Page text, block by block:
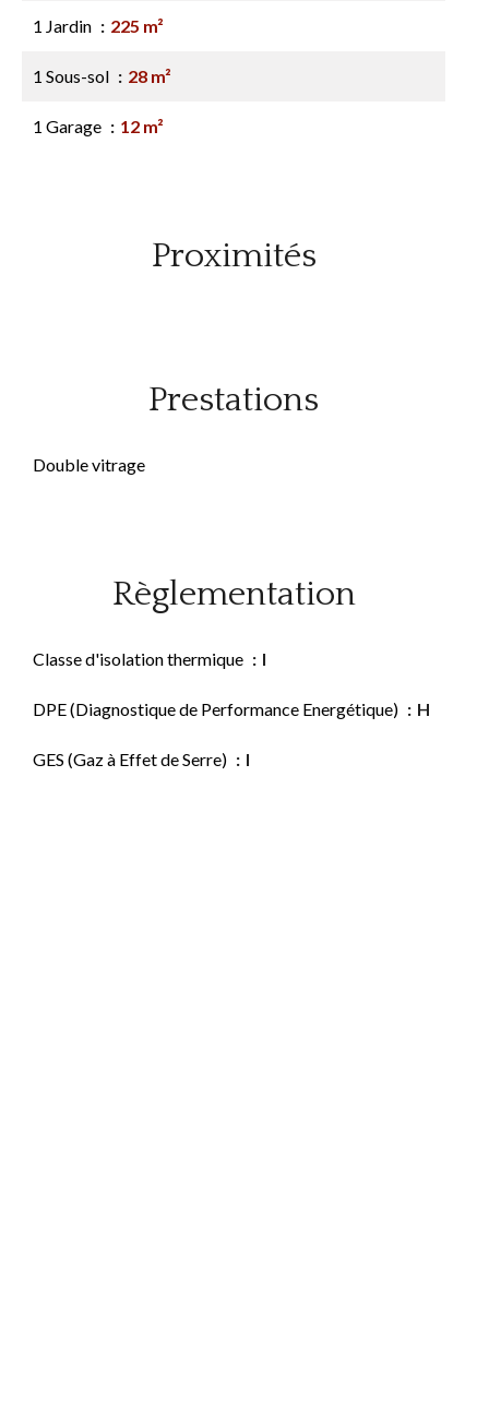
1 Jardin 225 m²
1 Sous-sol 28 m²
1 Garage 12 m²
Proximités
Prestations
Double vitrage
Règlementation
Classe d'isolation thermique I
DPE (Diagnostique de Performance Energétique) H
GES (Gaz à Effet de Serre) I